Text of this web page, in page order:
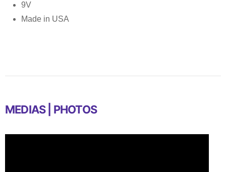
9V
Made in USA
MEDIAS | PHOTOS